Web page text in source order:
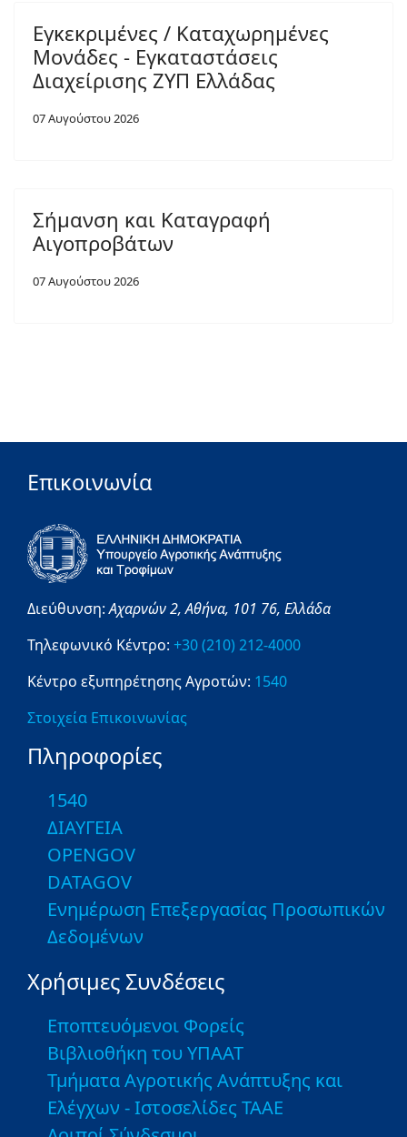
Εγκεκριμένες / Καταχωρημένες
Μονάδες - Εγκαταστάσεις
Διαχείρισης ΖΥΠ Ελλάδας
07 Αυγούστου 2026
Σήμανση και Καταγραφή
Αιγοπροβάτων
07 Αυγούστου 2026
Επικοινωνία
Διεύθυνση:Αχαρνών 2,Αθήνα, 101 76, Ελλάδα
Τηλεφωνικό Κέντρο: +30 (210) 212-4000
Κέντρο εξυπηρέτησης Αγροτών: 1540
Στοιχεία Επικοινωνίας
Πληροφορίες
1540
ΔΙΑΥΓΕΙΑ
OPENGOV
DATAGOV
Ενημέρωση Επεξεργασίας Προσωπικών
Δεδομένων
Χρήσιμες Συνδέσεις
Εποπτευόμενοι Φορείς
Βιβλιοθήκη του ΥΠΑΑΤ
Τμήματα Αγροτικής Ανάπτυξης και
Ελέγχων - Ιστοσελίδες ΤΑΑΕ